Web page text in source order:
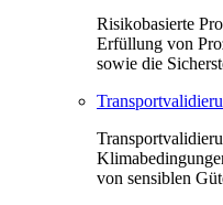
Risikobasierte
Erfüllung von
sowie die
von sensiblen